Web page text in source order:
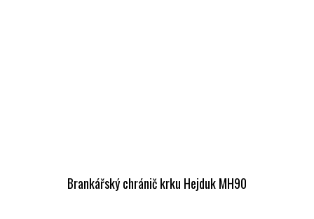
Brankářský chránič krku Hejduk MH90